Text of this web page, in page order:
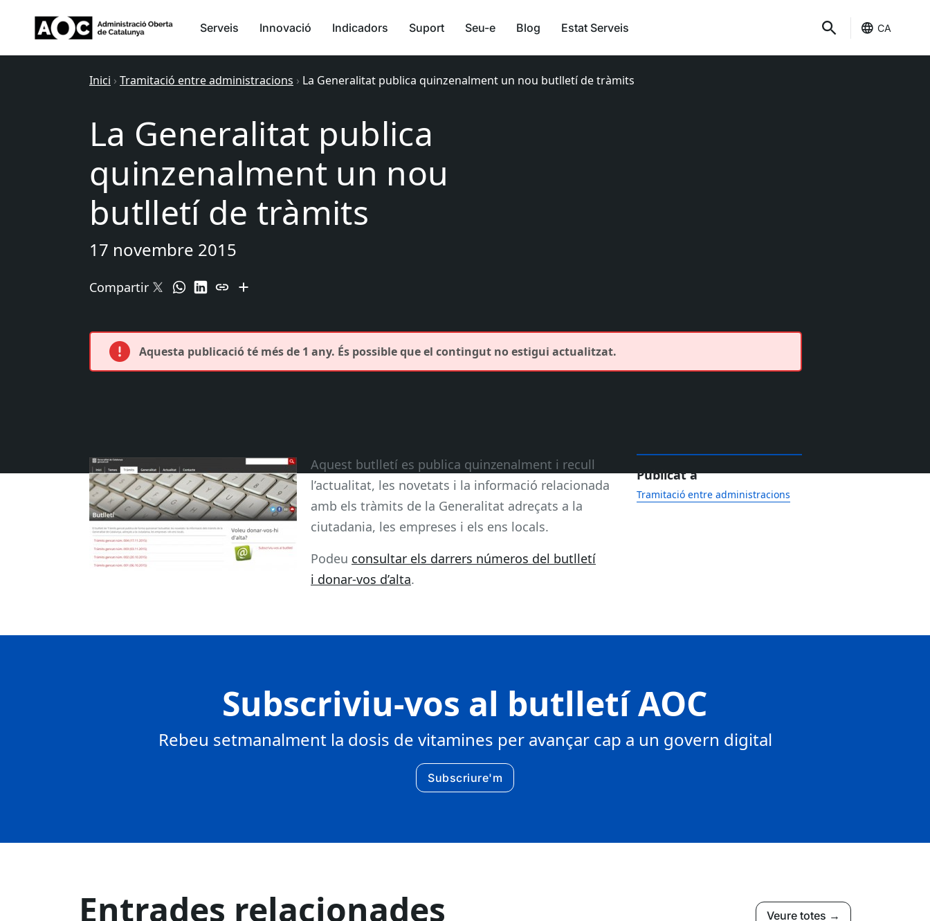
Serveis Innovació Indicadors Suport Seu-e Blog Estat Serveis CA
Inici › Tramitació entre administracions › La Generalitat publica quinzenalment un nou butlletí de tràmits
La Generalitat publica
quinzenalment un nou
butlletí de tràmits
17 novembre 2015
Compartir
Aquesta publicació té més de 1 any. És possible que el contingut no estigui actualitzat.
Aquest butlletí es publica quinzenalment i recull
l’actualitat, les novetats i la informació relacionada
amb els tràmits de la Generalitat adreçats a la
ciutadania, les empreses i els ens locals.
Podeu consultar els darrers números del butlletí
i donar-vos d’alta.
Publicat a
Tramitació entre administracions
Subscriviu-vos al butlletí AOC
Rebeu setmanalment la dosis de vitamines per avançar cap a un govern digital
Subscriure'm
Entrades relacionades Veure totes →